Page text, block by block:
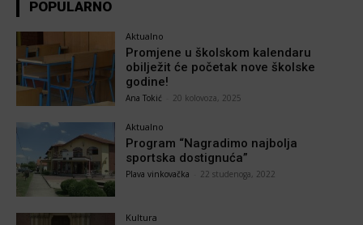
POPULARNO
Aktualno
Promjene u školskom kalendaru
obilježit će početak nove školske
godine!
Ana Tokić 20 kolovoza, 2025
Aktualno
Program “Nagradimo najbolja
sportska dostignuća”
Plava vinkovačka 22 studenoga, 2022
Kultura